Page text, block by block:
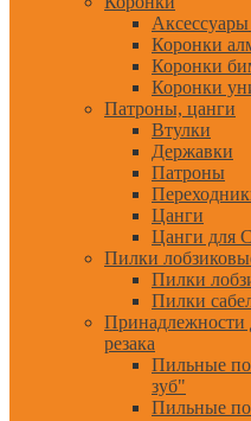
Коронки
Коронки
Коронки
Патроны, цанги
Втулки
Державки
Патроны
Цанги
Цанги для
Пилки
Пилки
Пилки
Принадлежности
резака
Пильные
зуб"
Пильные